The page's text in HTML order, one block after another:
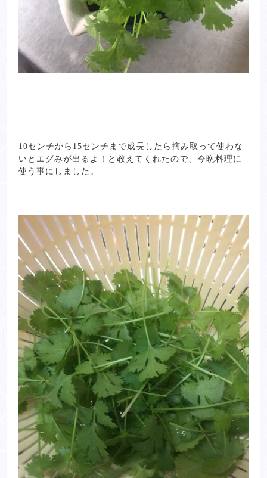
10センチから15センチまで成長したら摘み取って使わな
いとエグみが出るよ！と教えてくれたので、今晩料理に
使う事にしました。